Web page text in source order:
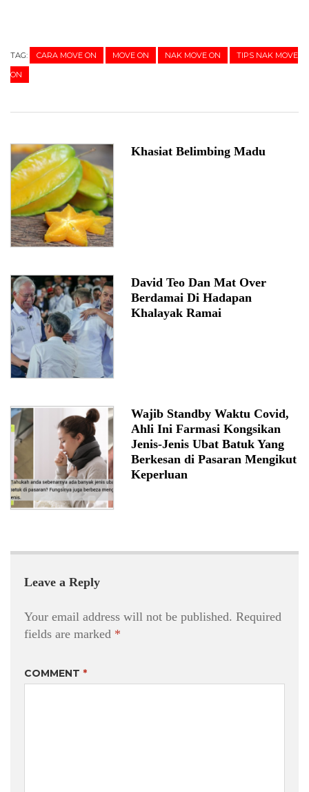
TAG: CARA MOVE ON MOVE ON NAK MOVE ON
TIPS NAK MOVE
ON
Khasiat Belimbing Madu
David Teo Dan Mat Over
Berdamai Di Hadapan
Khalayak Ramai
Wajib Standby Waktu Covid,
Ahli Ini Farmasi Kongsikan
Jenis-Jenis Ubat Batuk Yang
Berkesan di Pasaran Mengikut
Keperluan
Leave a Reply
Your email address will not be published. Required
fields are marked *
COMMENT *